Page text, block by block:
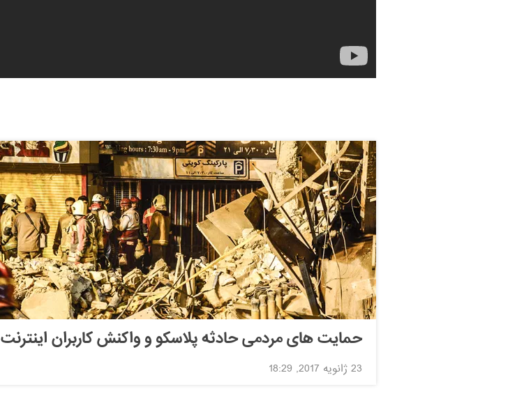
حمایت های مردمی حادثه پلاسکو و واکنش کاربران اینترنت
23 ژانویه 2017, 18:29